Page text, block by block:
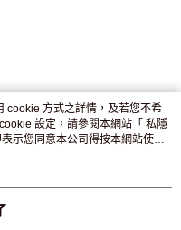
cookie 方式之詳情，及若您不希
設定，請參閱本網站「 私隱
示您同意本公司得按本網站使用